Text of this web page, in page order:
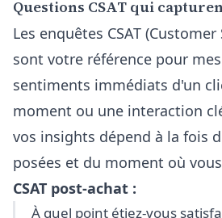
Questions CSAT qui
Les enquêtes CSAT
sont votre référence pour
sentiments immédiats d'un
moment ou une interaction
vos insights dépend à la fois
posées et du moment où
CSAT post-achat :
À quel point étiez-vous